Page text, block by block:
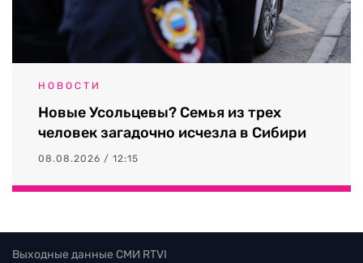
НОВОСТИ
Новые Усольцевы? Семья из трех
человек загадочно исчезла в Сибири
08.08.2026 / 12:15
Выходные данные СМИ RTVI